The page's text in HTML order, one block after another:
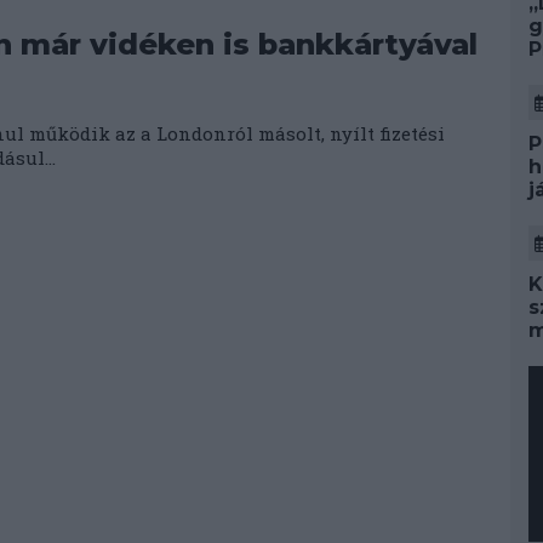
már vidéken is bankkártyával
működik az a Londonról másolt, nyílt fizetési